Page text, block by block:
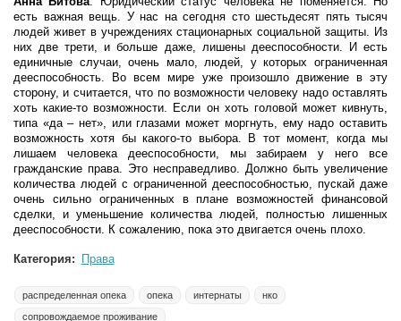
есть важная вещь. У нас на сегодня сто шестьдесят пять тысяч
людей живет в учреждениях стационарных социальной защиты. Из
них две трети, и больше даже, лишены дееспособности. И есть
единичные случаи, очень мало, людей, у которых ограниченная
дееспособность. Во всем мире уже произошло движение в эту
сторону, и считается, что по возможности человеку надо оставлять
хоть какие-то возможности. Если он хоть головой может кивнуть,
типа «да – нет», или глазами может моргнуть, ему надо оставить
возможность хотя бы какого-то выбора. В тот момент, когда мы
лишаем человека дееспособности, мы забираем у него все
гражданские права. Это несправедливо. Должно быть увеличение
количества людей с ограниченной дееспособностью, пускай даже
очень сильно ограниченных в плане возможностей финансовой
сделки, и уменьшение количества людей, полностью лишенных
дееспособности. К сожалению, пока это двигается очень плохо.
Категория: Права
распределенная опека опека интернаты
нко
сопровождаемое проживание